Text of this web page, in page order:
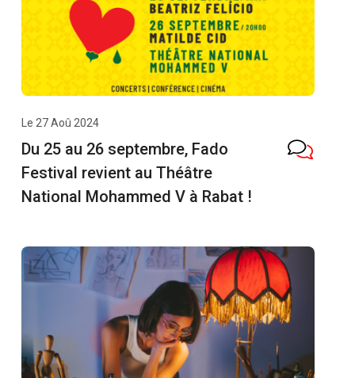
Le 27 Aoû 2024
Du 25 au 26 septembre, Fado
Festival revient au Théâtre
National Mohammed V à Rabat !